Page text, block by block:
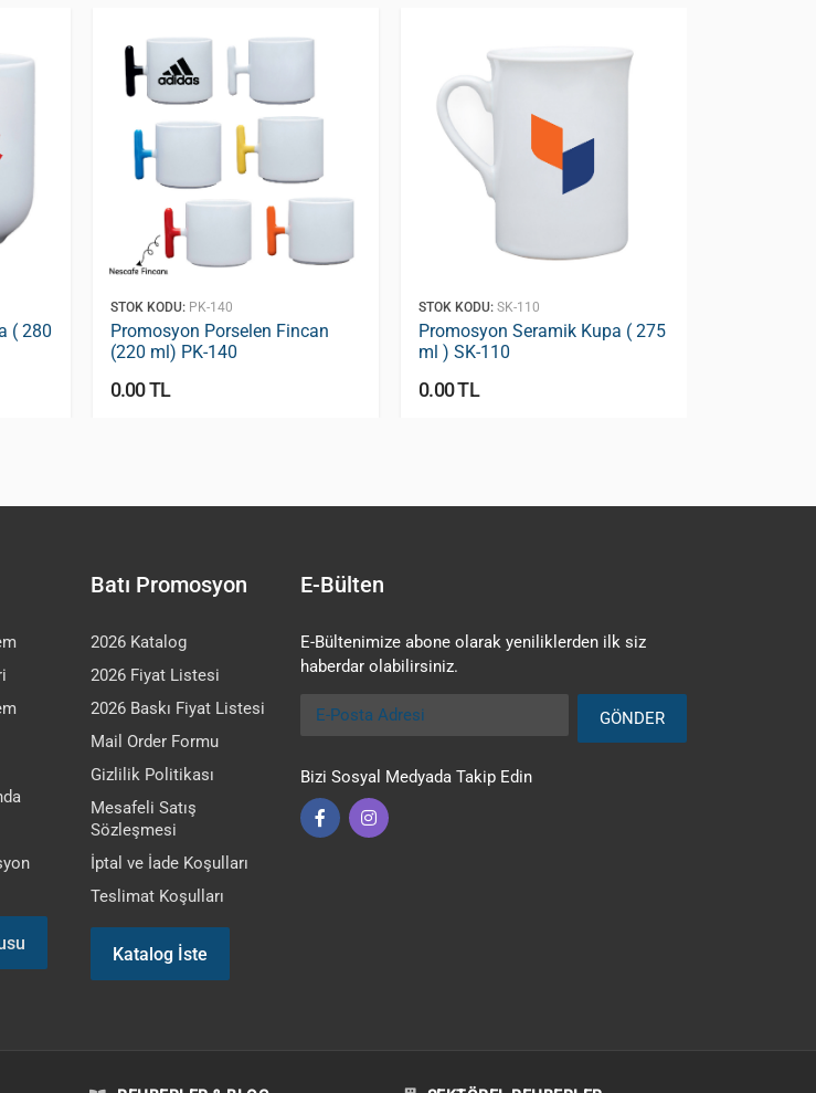
( 280
STOK KODU:PK-140
Promosyon Porselen Fincan
(220 ml) PK-140
0.00 TL
STOK KODU:SK-110
Promosyon Seramik Kupa ( 275
ml ) SK-110
0.00 TL
Batı Promosyon
2026 Katalog
2026 Fiyat Listesi
2026 Baskı Fiyat Listesi
Mail Order Formu
Gizlilik Politikası
Mesafeli Satış
Sözleşmesi
İptal ve İade Koşulları
Teslimat Koşulları
Katalog İste
E-Bülten
E-Bültenimize abone olarak yeniliklerden ilk siz
haberdar olabilirsiniz.
E-Posta Adresi
GÖNDER
Bizi Sosyal Medyada Takip Edin